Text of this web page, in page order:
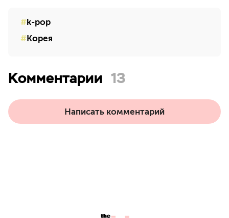
k-pop
Корея
Комментарии 13
Написать комментарий